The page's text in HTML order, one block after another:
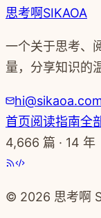
思考啊SIKAOA
一个关于思考、
量，分享知识的
首页阅读指南全
4,666 篇 · 14 年
© 2026 思考啊